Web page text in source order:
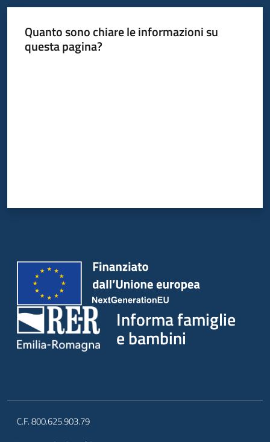
Quanto sono chiare le informazioni su
questa pagina?
Informa famiglie
e bambini
C.F. 800.625.903.79